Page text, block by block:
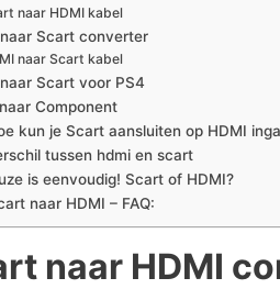
naar HDMI kabel
Scart converter
naar Scart kabel
Scart voor PS4
Component
kun je Scart aansluiten op HDMI
tussen hdmi en scart
is eenvoudig! Scart of HDMI?
naar HDMI – FAQ:
naar HDMI